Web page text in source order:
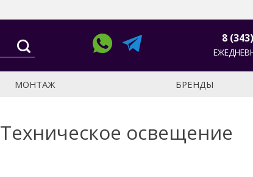
8
МОНТАЖ БРЕНДЫ
Техническое освещение